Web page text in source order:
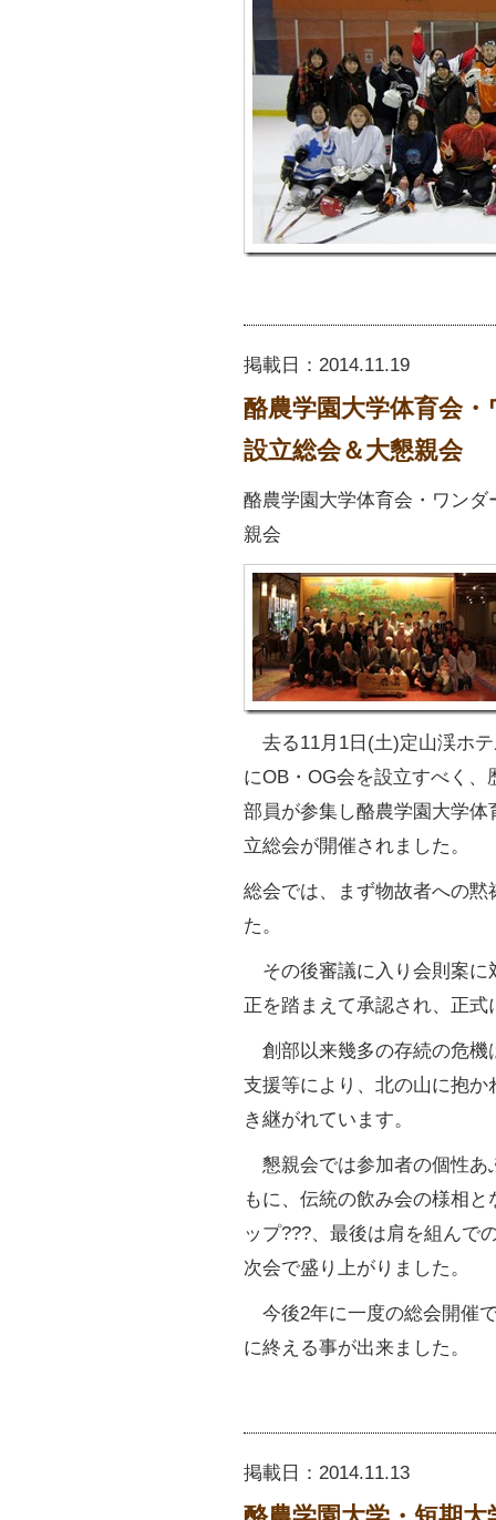
掲載日： 2014.11.19
酪農学園大学体育会
設立総会＆大懇親会
酪農学園大学体育会・ワン
親会
去る11月1日(土)定山渓ホ
にOB・OG会を設立すべく
部員が参集し酪農学園大学
立総会が開催されました。
総会では、まず物故者への
た。
その後審議に入り会則案に
正を踏まえて承認され、正
創部以来幾多の存続の危機
支援等により、北の山に抱
き継がれています。
懇親会では参加者の個性あ
もに、伝統の飲み会の様相
ップ???、最後は肩を組んで
次会で盛り上がりました。
今後2年に一度の総会開催
に終える事が出来ました。
掲載日： 2014.11.13